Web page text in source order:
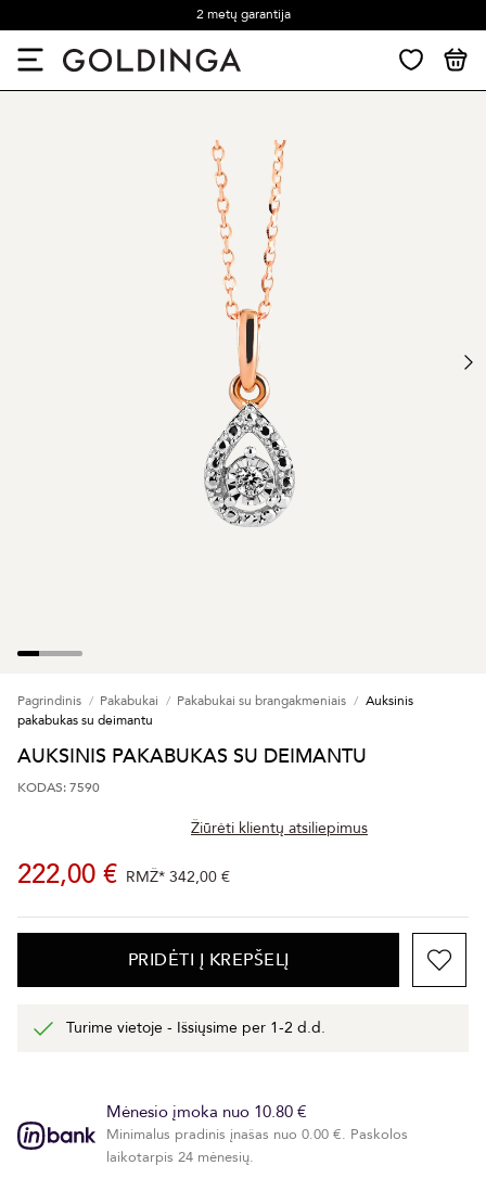
2 metų garantija
Pagrindinis Pakabukai Pakabukai su brangakmeniais
Auksinis
pakabukas su deimantu
AUKSINIS PAKABUKAS SU DEIMANTU
KODAS: 7590
Žiūrėti klientų atsiliepimus
222,00 € RMŽ* 342,00 €
PRIDĖTI Į KREPŠELĮ
Turime vietoje - Išsiųsime per 1-2 d.d.
Mėnesio įmoka nuo 10.80 €
Minimalus pradinis įnašas nuo 0.00 €. Paskolos
laikotarpis 24 mėnesių.